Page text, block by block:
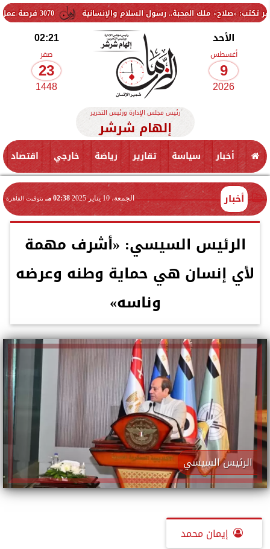
3070 فرصة عمل جديدة بالقطاع الخاص.. وظائف برواتب تصل إلى 9500 جنيه ملك المحبة.. رسول السلام والإنسانية
الأحد
أغسطس
9
2026
02:21
صفر
23
1448
رئيس مجلس الإدارة ورئيس التحرير
إلهام شرشر
أخبار سياسة تقارير رياضة خارجي اقتصاد
أخبار الجمعة، 10 يناير 2025 02:38 مـ بتوقيت القاهرة
الرئيس السيسي: «أشرف مهمة
لأي إنسان هي حماية وطنه وعرضه
وناسه»
الرئيس السيسي
إيمان محمد